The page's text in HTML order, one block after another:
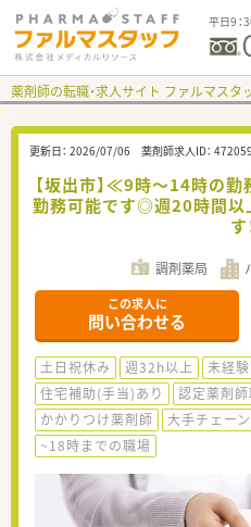
平日9：
薬剤師の転職・求人サイト ファルマスタ
更新日： 2026/07/06 薬剤師求人ID： 472059
【坂出市】≪9時～14時の
勤務可能です◎週20時間以
す
調剤薬局
この求人に
問い合わせる
土日祝休み 週32h以上 未経
住宅補助(手当)あり
認定薬剤
かかりつけ薬剤師
大手チェーン
~18時までの職場